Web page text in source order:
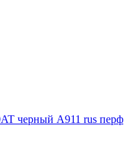
черный A911 rus перф